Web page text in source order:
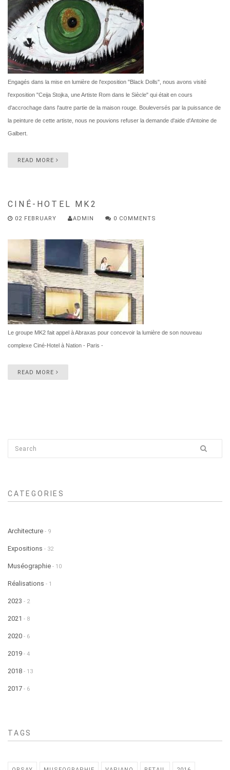
Engagés dans la mise en lumière de l'exposition "Black Dolls", nous avons visité
l'exposition "Ceija Stojka, une Artiste Rom dans le Siècle" qui était en cours
d'accrochage dans l'autre partie de la maison rouge. Bouleversés par la puissance de
la peinture de cette artiste, nous ne pouvions refuser la demande d'aide d'Antoine de
Galbert.
READ MORE
CINÉ-HOTEL MK2
02 FEBRUARY ADMIN 0 COMMENTS
Le groupe MK2 fait appel à Abraxas pour concevoir la lumière de son nouveau
complexe Ciné-Hotel à Nation - Paris -
READ MORE
CATEGORIES
Architecture - 9
Expositions - 32
Muséographie - 10
Réalisations - 1
2023 - 2
2021 - 8
2020 - 6
2019 - 4
2018 - 13
2017 - 6
TAGS